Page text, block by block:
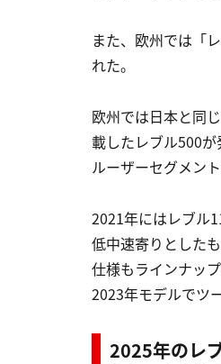
また、欧州では「
れた。
欧州では日本と同
載したレブル500
ルーザーセグメン
2021年にはレブル
低中速寄りとした
仕様もラインナッ
2023年モデルでツ
2025年のレ